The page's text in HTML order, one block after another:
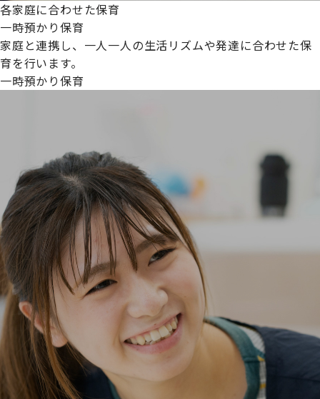
各家庭に合わせた保育
一時預かり保育
家庭と連携し、一人一人の生活リズムや発達に合わせた保
育を行います。
一時預かり保育